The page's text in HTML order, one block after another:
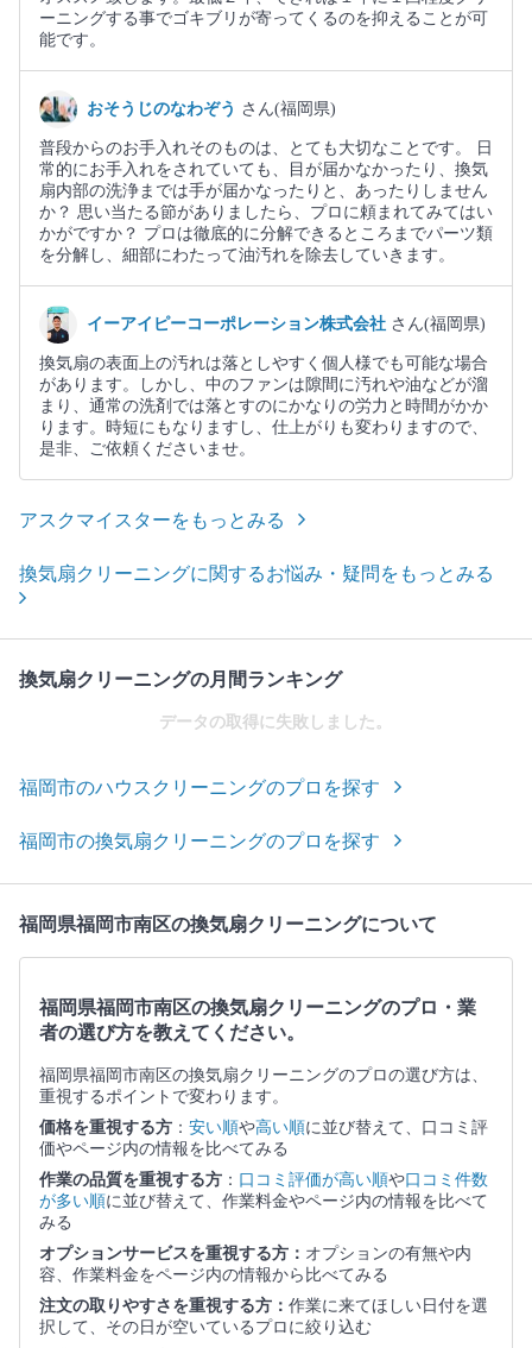
ーニングする事でゴキブリが寄ってくるのを抑えることが可
能です。
おそうじのなわぞう さん(福岡県)
普段からのお手入れそのものは、とても大切なことです。 日
常的にお手入れをされていても、目が届かなかったり、換気
扇内部の洗浄までは手が届かなったりと、あったりしません
か？ 思い当たる節がありましたら、プロに頼まれてみてはい
かがですか？ プロは徹底的に分解できるところまでパーツ類
を分解し、細部にわたって油汚れを除去していきます。
イーアイピーコーポレーション株式会社 さん(福岡県)
換気扇の表面上の汚れは落としやすく個人様でも可能な場合
があります。しかし、中のファンは隙間に汚れや油などが溜
まり、通常の洗剤では落とすのにかなりの労力と時間がかか
ります。時短にもなりますし、仕上がりも変わりますので、
是非、ご依頼くださいませ。
アスクマイスターをもっとみる
換気扇クリーニングに関するお悩み・疑問をもっとみる
換気扇クリーニングの月間ランキング
データの取得に失敗しました。
福岡市のハウスクリーニングのプロを探す
福岡市の換気扇クリーニングのプロを探す
福岡県福岡市南区の換気扇クリーニングについて
福岡県福岡市南区の換気扇クリーニングのプロ・業
者の選び方を教えてください。
福岡県福岡市南区の換気扇クリーニングのプロの選び方は、
重視するポイントで変わります。
価格を重視する方 ： 安い順や高い順に並び替えて、口コミ評
価やページ内の情報を比べてみる
作業の品質を重視する方 ： 口コミ評価が高い順や口コミ件数
が多い順に並び替えて、作業料金やページ内の情報を比べて
みる
オプションサービスを重視する方： オプションの有無や内
容、作業料金をページ内の情報から比べてみる
注文の取りやすさを重視する方： 作業に来てほしい日付を選
択して、その日が空いているプロに絞り込む